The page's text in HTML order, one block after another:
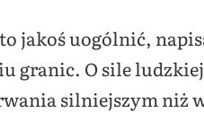
jakoś uogólnić,
granic. O sile
silniejszym niż